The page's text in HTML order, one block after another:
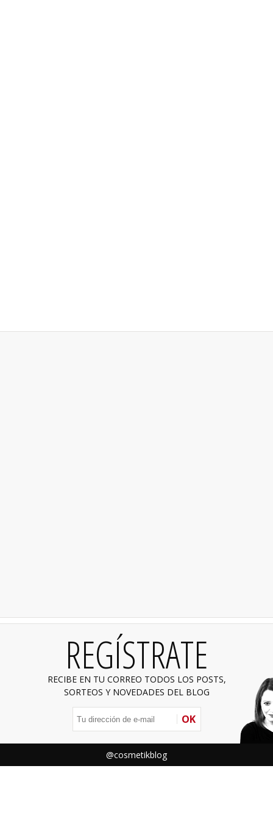
REGÍSTRATE
RECIBE EN TU CORREO TODOS LOS POSTS,
SORTEOS Y NOVEDADES DEL BLOG
OK
@cosmetikblog